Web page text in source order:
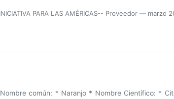
PARA LAS AMÉRICAS-- Proveedor — marzo
común: * Naranjo * Nombre Científico: *